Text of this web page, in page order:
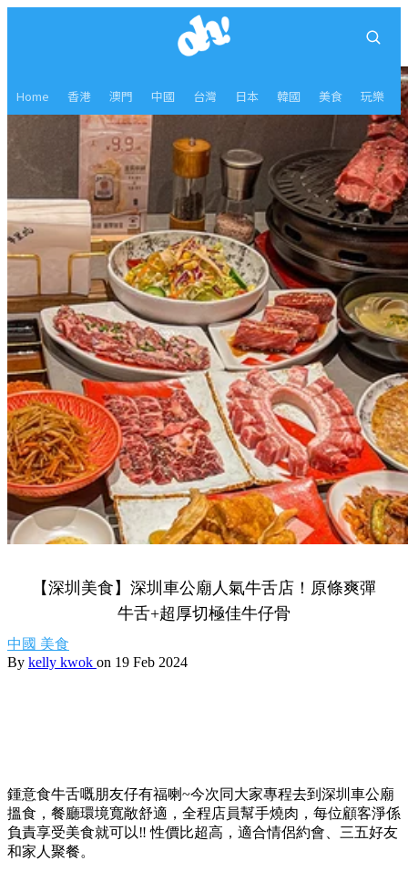
Home 香港 澳門 中國 台灣 日本 韓國 美食 玩樂
【深圳美食】深圳車公廟人氣牛舌店！原條爽彈
牛舌+超厚切極佳牛仔骨
中國 美食
By kelly kwok on 19 Feb 2024
鍾意食牛舌嘅朋友仔有福喇~今次同大家專程去到深圳車公廟
搵食，餐廳環境寬敞舒適，全程店員幫手燒肉，每位顧客淨係
負責享受美食就可以‼ 性價比超高，適合情侶約會、三五好友
和家人聚餐。